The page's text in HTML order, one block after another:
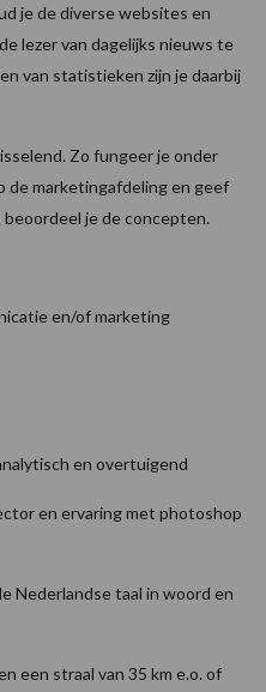
je de diverse websites en
lezer van dagelijks nieuws te
van statistieken zijn je daarbij
Zo fungeer je onder
de marketingafdeling en geef
je de concepten.
en/of marketing
en overtuigend
en ervaring met photoshop
Nederlandse taal in woord en
een straal van 35 km e.o. of